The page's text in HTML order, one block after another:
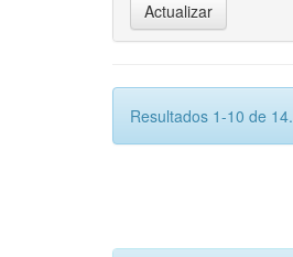
Resultados 1-10 de 14.